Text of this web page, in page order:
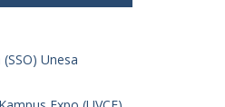
Unesa